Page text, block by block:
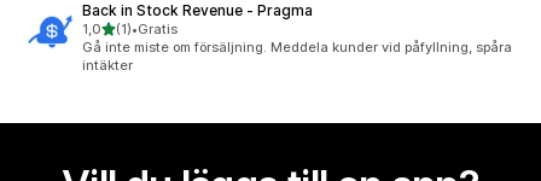
Back in Stock Revenue ‑ Pragma
1,0av 5 stjärnor
(1)
1 recensioner totalt
•Gratis
Gå inte miste om försäljning. Meddela kunder vid påfyllning, spåra
intäkter